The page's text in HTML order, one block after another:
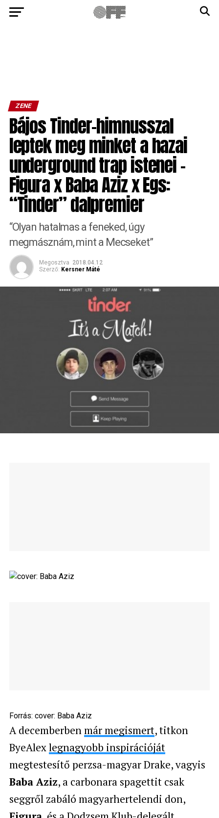
ZENE
Bájos Tinder-himnusszal
leptek meg minket a hazai
underground trap istenei –
Figura x Baba Aziz x Egs:
“Tinder” dalpremier
“Olyan hatalmas a feneked, úgy
megmásznám, mint a Mecseket”
Megosztva 2018.04.12
Szerző: Kersner Máté
Forrás: cover: Baba Aziz
A decemberbenmár megismert, titkon
ByeAlexlegnagyobb inspirációját
megtestesítő perzsa-magyar Drake, vagyis
Baba Aziz, a carbonara spagettit csak
seggről zabáló magyarhertelendi don,